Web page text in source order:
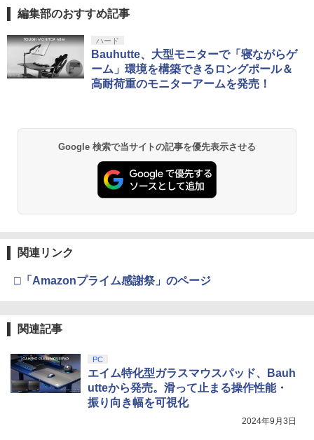
編集部のおすすめ記事
ハード
Bauhutte、大型モニターで「寝ながらゲ
ーム」環境を構築できるロングポール＆
高耐荷重のモニターアームを発売！
Google 検索で当サイトの記事を優先表示させる
関連リンク
□「Amazonプライム感謝祭」のページ
関連記事
PC
エイム特化型ガラスマウスパッド、Bauh
utteから発売。滑って止まる操作性能・
振り向き幅を可視化
2024年9月3日